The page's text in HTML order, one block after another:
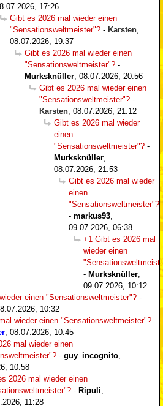
17:26
Gibt es 2026 mal wieder einen
"Sensationsweltmeister"? - Karsten
08.07.2026, 19:37
Gibt es 2026 mal wieder einen
"Sensationsweltmeister"? -
Murksknüller 08.07.2026, 20:56
Gibt es 2026 mal wieder einen
"Sensationsweltmeister"? -
Karsten 08.07.2026, 21:12
Gibt es 2026 mal wieder
einen
"Sensationsweltmeister"? -
Murksknüller
08.07.2026, 21:53
Gibt es 2026 mal wieder
einen
"Sensationsweltmeister"?
- markus93
09.07.2026, 06:38
+1 Gibt es 2026 mal
wieder einen
- Murksknüller
09.07.2026, 10:12
einen "Sensationsweltmeister"? -
10:32
wieder einen "Sensationsweltmeister"?
08.07.2026, 10:45
mal wieder einen
- guy_incognito
10:58
2026 mal wieder einen
- Ripuli
11:28